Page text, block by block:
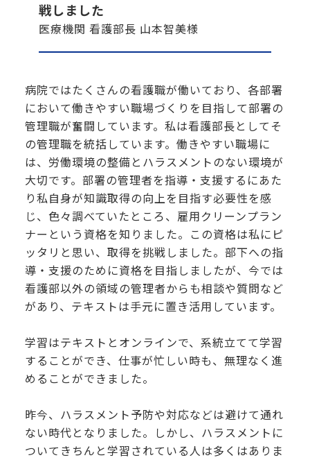
戦しました
医療機関 看護部長 山本智美様
病院ではたくさんの看護職が働いており、各部署
において働きやすい職場づくりを目指して部署の
管理職が奮闘しています。私は看護部長としてそ
の管理職を統括しています。働きやすい職場に
は、労働環境の整備とハラスメントのない環境が
大切です。部署の管理者を指導・支援するにあた
り私自身が知識取得の向上を目指す必要性を感
じ、色々調べていたところ、雇用クリーンプラン
ナーという資格を知りました。この資格は私にピ
ッタリと思い、取得を挑戦しました。部下への指
導・支援のために資格を目指しましたが、今では
看護部以外の領域の管理者からも相談や質問など
があり、テキストは手元に置き活用しています。
学習はテキストとオンラインで、系統立てて学習
することができ、仕事が忙しい時も、無理なく進
めることができました。
昨今、ハラスメント予防や対応などは避けて通れ
ない時代となりました。しかし、ハラスメントに
ついてきちんと学習されている人は多くはありま